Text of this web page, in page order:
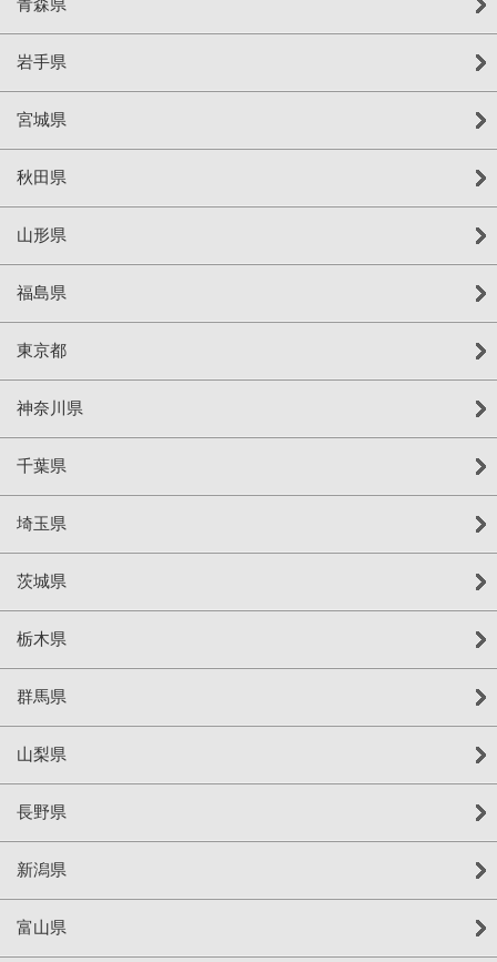
青森県
岩手県
宮城県
秋田県
山形県
福島県
東京都
神奈川県
千葉県
埼玉県
茨城県
栃木県
群馬県
山梨県
長野県
新潟県
富山県